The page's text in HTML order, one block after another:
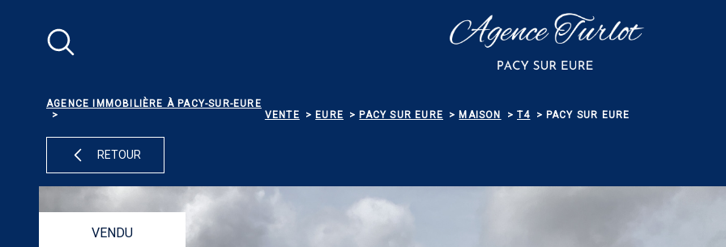
AGENCE IMMOBILIÈRE À PACY-SUR-EURE
VENTE
EURE PACY SUR EURE MAISON T4 PACY SUR EURE
RETOUR
VENDU